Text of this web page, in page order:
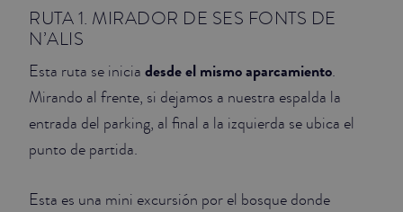
RUTA 1. MIRADOR DE SES FONTS DE
N’ALIS
Esta ruta se inicia desde el mismo aparcamiento.
Mirando al frente, si dejamos a nuestra espalda la
entrada del parking, al final a la izquierda se ubica el
punto de partida.
Esta es una mini excursión por el bosque donde